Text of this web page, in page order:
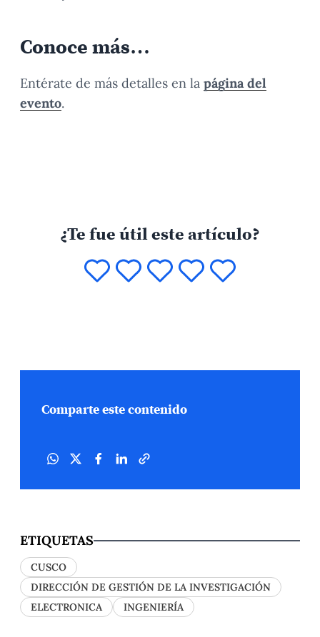
Conoce más…
Entérate de más detalles en la página del
evento.
¿Te fue útil este artículo?
Comparte este contenido
ETIQUETAS
CUSCO
DIRECCIÓN DE GESTIÓN DE LA INVESTIGACIÓN
ELECTRONICA
INGENIERÍA